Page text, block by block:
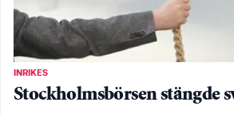
INRIKES
Stockholmsbörsen stängde